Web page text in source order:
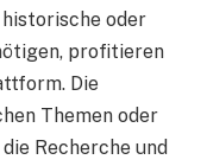
historische oder
profitieren
Die
Themen oder
Recherche und